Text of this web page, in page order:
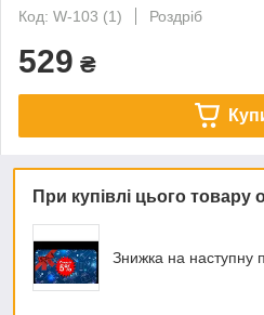
Код: W-103 (1)
Роздріб
529 ₴
При купівлі цього
Знижка на наступну